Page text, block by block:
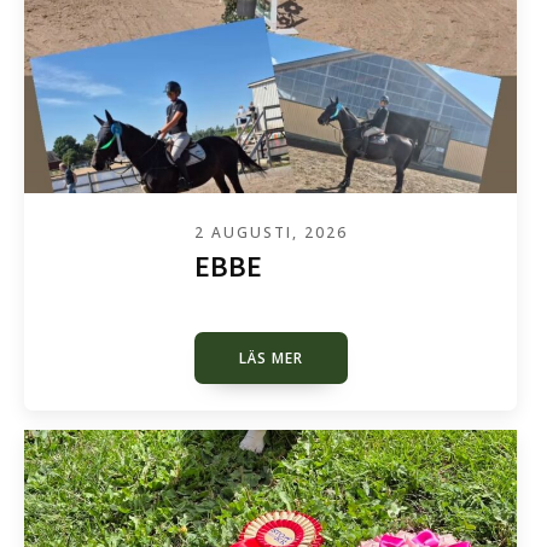
2 AUGUSTI, 2026
EBBE
LÄS MER